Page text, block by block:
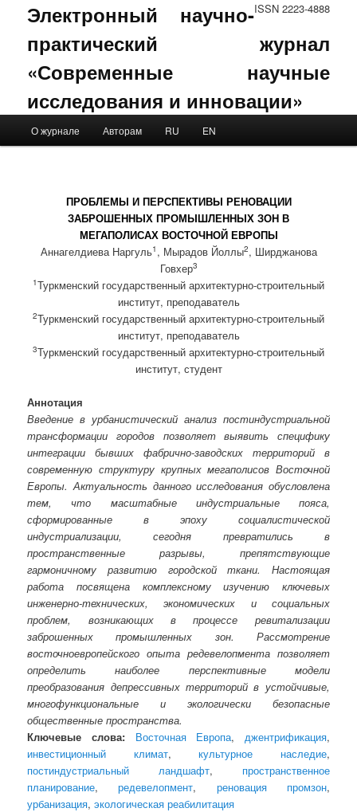
ISSN 2223-4888
Электронный научно-
практический журнал
«Современные научные
исследования и инновации»
Skip to primary content
Skip to secondary content
О журнале Авторам RU EN
ПРОБЛЕМЫ И ПЕРСПЕКТИВЫ РЕНОВАЦИИ
ЗАБРОШЕННЫХ ПРОМЫШЛЕННЫХ ЗОН В
МЕГАПОЛИСАХ ВОСТОЧНОЙ ЕВРОПЫ
Аннагелдиева Наргуль1 , Мырадов Йоллы2, Ширджанова
Говхер3
1Туркменский государственный архитектурно-строительный
институт, преподаватель
2Туркменский государственный архитектурно-строительный
институт, преподаватель
3Туркменский государственный архитектурно-строительный
институт, студент
Аннотация
Введение в урбанистический анализ постиндустриальной
трансформации городов позволяет выявить специфику
интеграции бывших фабрично-заводских территорий в
современную структуру крупных мегаполисов Восточной
Европы. Актуальность данного исследования обусловлена
тем, что масштабные индустриальные пояса,
сформированные в эпоху социалистической
индустриализации, сегодня превратились в
пространственные разрывы, препятствующие
гармоничному развитию городской ткани. Настоящая
работа посвящена комплексному изучению ключевых
инженерно-технических, экономических и социальных
проблем, возникающих в процессе ревитализации
заброшенных промышленных зон. Рассмотрение
восточноевропейского опыта редевелопмента позволяет
определить наиболее перспективные модели
преобразования депрессивных территорий в устойчивые,
многофункциональные и экологически безопасные
общественные пространства.
Ключевые слова:
Восточная Европа, джентрификация,
инвестиционный климат,культурное наследие,
постиндустриальный ландшафт, пространственное
планирование,редевелопмент, реновация промзон,
урбанизация,экологическая реабилитация